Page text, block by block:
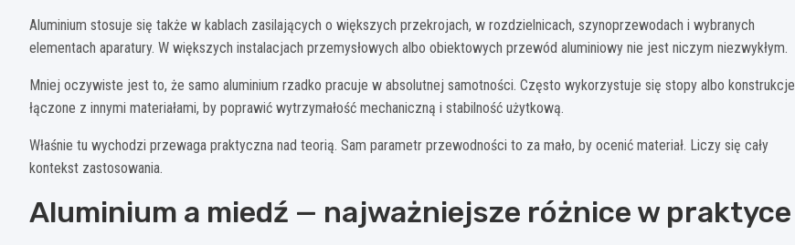
Aluminium stosuje się także w kablach zasilających o większych przekrojach, w rozdzielnicach, szynoprzewodach i wybranych
elementach aparatury. W większych instalacjach przemysłowych albo obiektowych przewód aluminiowy nie jest niczym niezwykłym.
Mniej oczywiste jest to, że samo aluminium rzadko pracuje w absolutnej samotności. Często wykorzystuje się stopy albo konstrukcje
łączone z innymi materiałami, by poprawić wytrzymałość mechaniczną i stabilność użytkową.
Właśnie tu wychodzi przewaga praktyczna nad teorią. Sam parametr przewodności to za mało, by ocenić materiał. Liczy się cały
kontekst zastosowania.
Aluminium a miedź — najważniejsze różnice w praktyce